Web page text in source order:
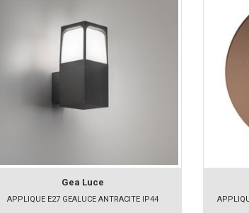
Gea Luce
APPLIQUE E27 GEALUCE ANTRACITE IP44